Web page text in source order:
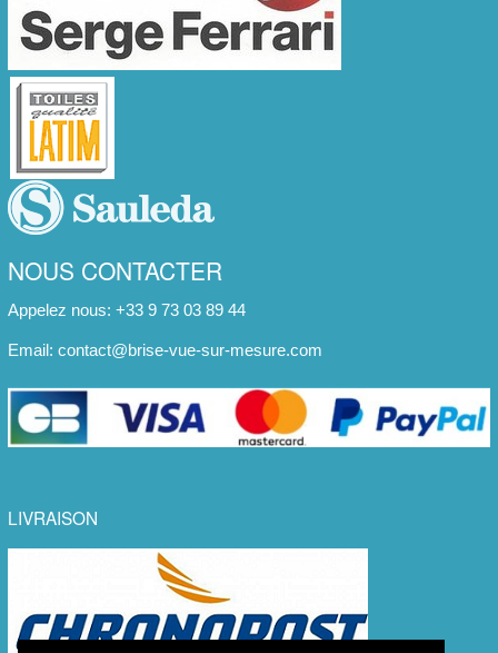
NOUS CONTACTER
Appelez nous: +33 9 73 03 89 44
Email: contact@brise-vue-sur-mesure.com
LIVRAISON